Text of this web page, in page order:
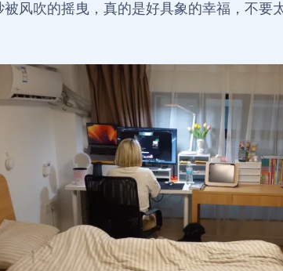
被风吹的摇曳，真的是好具象的幸福，不要